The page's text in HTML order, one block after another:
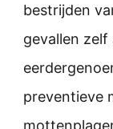
bestrijden
gevallen
preventieve